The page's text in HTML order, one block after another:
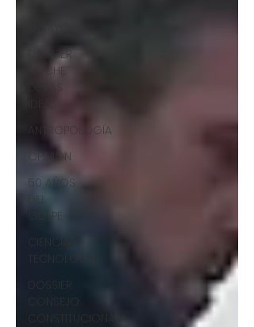
DOSSIER
NOCHE
ANTROPOLOGÍA
OPINIÓN
50 AÑOS
DEL
GOLPE
CIENCIA Y
TECNOLOGÍA
DOSSIER
CONSEJO
CONSTITUCIONAL